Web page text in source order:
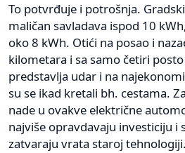
To potvrđuje i potrošnja.
maličan savladava ispod 10
oko 8 kWh. Otići na posao i
kilometara i sa samo četiri
predstavlja udar i na
su se ikad kretali bh. cestama.
nade u ovakve električne
najviše opravdavaju investiciju i
zatvaraju vrata staroj tehnologiji.